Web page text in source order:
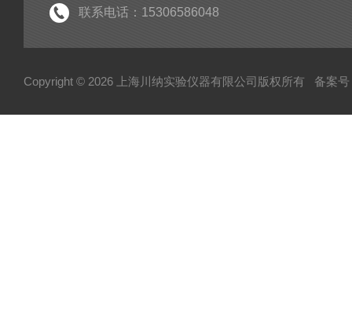
联系电话：15306586048
Copyright © 2026 上海川纳实验仪器有限公司版权所有 备案号